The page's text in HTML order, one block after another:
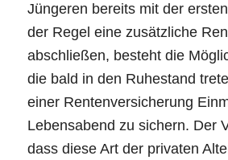
Jüngeren bereits mit der
der Regel eine zusätzliche
abschließen, besteht die
die bald in den Ruhestand
einer Rentenversicherung
Lebensabend zu sichern. Der
dass diese Art der privaten